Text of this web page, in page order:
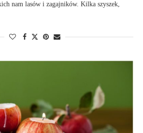
nam lasów i zagajników. Kilka szyszek,